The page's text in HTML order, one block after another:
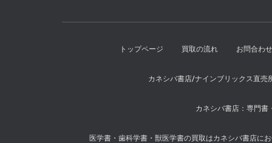
トップページ 買取の流れ お問合わ
カネシバ書店/ナインブリックス直売
カネシバ書店：専門書
医学書・歯科学書・獣医学書の買取はカネシバ書店に